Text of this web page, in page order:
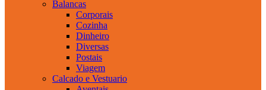
Balancas
Corporais
Cozinha
Dinheiro
Diversas
Postais
Viagem
Calcado e Vestuario